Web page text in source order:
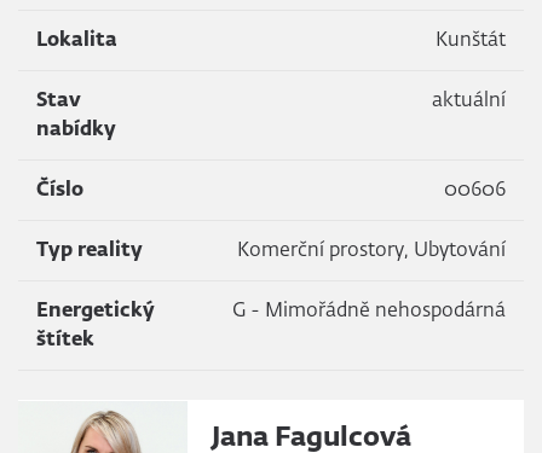
Lokalita Kunštát
Stav
nabídky
aktuální
Číslo 00606
Typ reality Komerční prostory, Ubytování
Energetický
štítek
G - Mimořádně nehospodárná
Jana Fagulcová